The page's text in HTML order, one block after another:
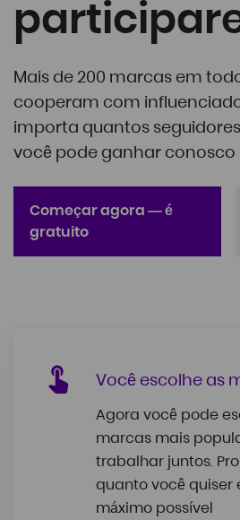
Mais de 200 marcas em
cooperam com
importa quantos
você pode ganhar conosco
Começar agora — é
gratuito
Você escolhe as
Agora você pode
marcas mais
trabalhar juntos.
quanto você quiser
máximo possível